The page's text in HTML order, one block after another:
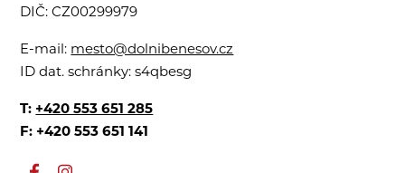
DIČ:CZ00299979
E-mail: mesto@dolnibenesov.cz
ID dat. schránky:s4qbesg
T: +420 553 651 285
F: +420 553 651 141